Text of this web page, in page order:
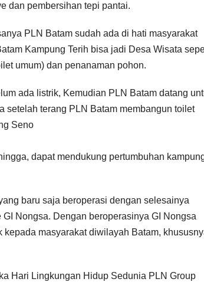
dan pembersihan tepi pantai.
PLN Batam sudah ada di hati masyarakat
Kampung Terih bisa jadi Desa Wisata
umum) dan penanaman pohon.
ada listrik, Kemudian PLN Batam datang
setelah terang PLN Batam membangun toilet
Seno
dapat mendukung pertumbuhan
baru saja beroperasi dengan selesainya
Nongsa. Dengan beroperasinya GI Nongsa
masyarakat diwilayah Batam,
Hari Lingkungan Hidup Sedunia PLN Group